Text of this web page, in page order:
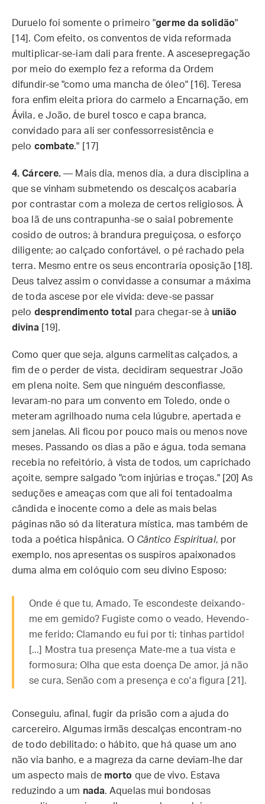
Duruelo foi somente o primeiro "germe da solidão"
[14]. Com efeito, os conventos de vida reformada
multiplicar-se-iam dali para frente. A ascesepregação
por meio do exemplo fez a reforma da Ordem
difundir-se "como uma mancha de óleo" [16]. Teresa
fora enfim eleita priora do carmelo a Encarnação, em
Ávila, e João, de burel tosco e capa branca,
convidado para ali ser confessorresistência e
pelo combate." [17]
4. Cárcere. — Mais dia, menos dia, a dura disciplina a
que se vinham submetendo os descalços acabaria
por contrastar com a moleza de certos religiosos. À
boa lã de uns contrapunha-se o saial pobremente
cosido de outros; à brandura preguiçosa, o esforço
diligente; ao calçado confortável, o pé rachado pela
terra. Mesmo entre os seus encontraria oposição [18].
Deus talvez assim o convidasse a consumar a máxima
de toda ascese por ele vivida: deve-se passar
pelo desprendimento total para chegar-se à união
divina [19].
Como quer que seja, alguns carmelitas calçados, a
fim de o perder de vista, decidiram sequestrar João
em plena noite. Sem que ninguém desconfiasse,
levaram-no para um convento em Toledo, onde o
meteram agrilhoado numa cela lúgubre, apertada e
sem janelas. Ali ficou por pouco mais ou menos nove
meses. Passando os dias a pão e água, toda semana
recebia no refeitório, à vista de todos, um caprichado
açoite, sempre salgado "com injúrias e troças." [20] As
seduções e ameaças com que ali foi tentadoalma
cândida e inocente como a dele as mais belas
páginas não só da literatura mística, mas também de
toda a poética hispânica. O Cântico Espiritual, por
exemplo, nos apresentas os suspiros apaixonados
duma alma em colóquio com seu divino Esposo:
Onde é que tu, Amado, Te escondeste deixando-
me em gemido? Fugiste como o veado, Hevendo-
me ferido; Clamando eu fui por ti; tinhas partido!
[...] Mostra tua presença Mate-me a tua vista e
formosura; Olha que esta doença De amor, já não
se cura, Senão com a presença e co'a figura [21].
Conseguiu, afinal, fugir da prisão com a ajuda do
carcereiro. Algumas irmãs descalças encontram-no
de todo debilitado: o hábito, que há quase um ano
não via banho, e a magreza da carne deviam-lhe dar
um aspecto mais de morto que de vivo. Estava
reduzindo a um nada. Aquelas mui bondosas